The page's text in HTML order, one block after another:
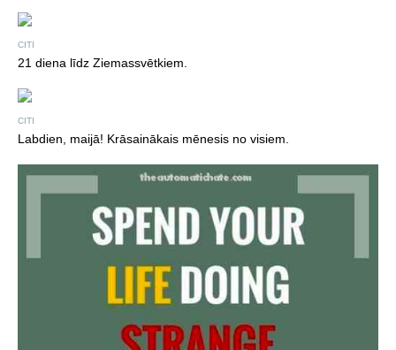
CITI
21 diena līdz Ziemassvētkiem.
CITI
Labdien, maijā! Krāsainākais mēnesis no visiem.